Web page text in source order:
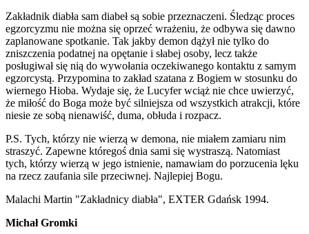
Zakładnik diabła sam diabeł są sobie przeznaczeni. Śledząc proces
egzorcyzmu nie można się oprzeć wrażeniu, że odbywa się dawno
zaplanowane spotkanie. Tak jakby demon dążył nie tylko do
zniszczenia podatnej na opętanie i słabej osoby, lecz także
posługiwał się nią do wywołania oczekiwanego kontaktu z samym
egzorcystą. Przypomina to zakład szatana z Bogiem w stosunku do
wiernego Hioba. Wydaje się, że Lucyfer wciąż nie chce uwierzyć,
że miłość do Boga może być silniejsza od wszystkich atrakcji, które
niesie ze sobą nienawiść, duma, obłuda i rozpacz.
P.S. Tych, którzy nie wierzą w demona, nie miałem zamiaru nim
straszyć. Zapewne któregoś dnia sami się wystraszą. Natomiast
tych, którzy wierzą w jego istnienie, namawiam do porzucenia lęku
na rzecz zaufania sile przeciwnej. Najlepiej Bogu.
Malachi Martin "Zakładnicy diabła", EXTER Gdańsk 1994.
Michał Gromki